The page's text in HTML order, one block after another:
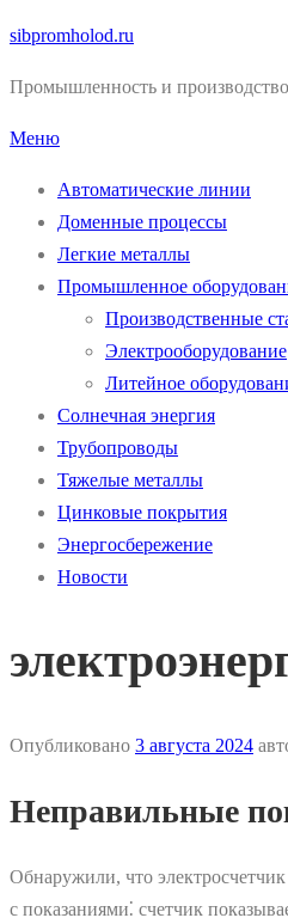
Перейти
содержимому
sibpromholod.ru
Промышленность и производство
Меню
Автоматические линии
Доменные процессы
Легкие металлы
Промышленное
Производственные
Электрооборудование
Литейное
Солнечная энергия
Трубопроводы
Тяжелые металлы
Цинковые покрытия
Энергосбережение
Новости
Опубликовано 3 августа 2024
Неправильные
Обнаружили, что
с показаниями⁚ счетчик